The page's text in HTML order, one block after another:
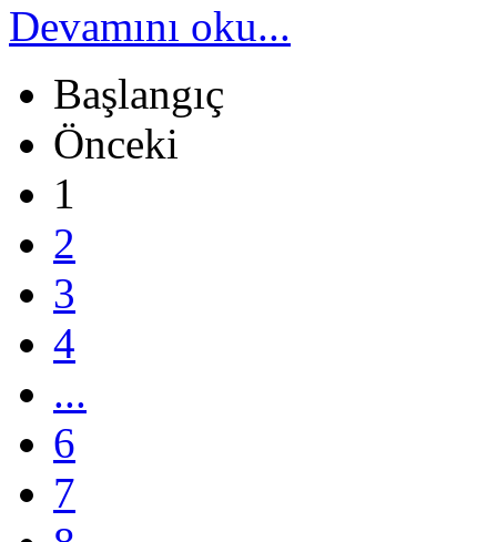
Devamını oku...
Başlangıç
Önceki
1
2
3
4
...
6
7